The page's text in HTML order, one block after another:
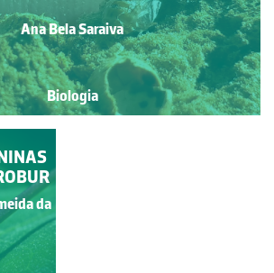
Ana Bela Saraiva
Biologia
da